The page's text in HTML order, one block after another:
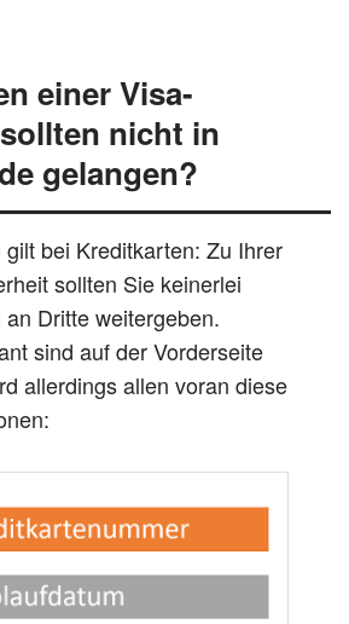
einer Visa-
nicht in
gelangen?
bei Kreditkarten: Zu Ihrer
sollten Sie keinerlei
Dritte weitergeben.
sind auf der Vorderseite
allerdings allen voran diese